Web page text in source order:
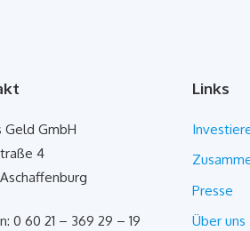
Geld GmbH
4
0 60 21 – 369 29 – 19
Links
Presse
Über uns